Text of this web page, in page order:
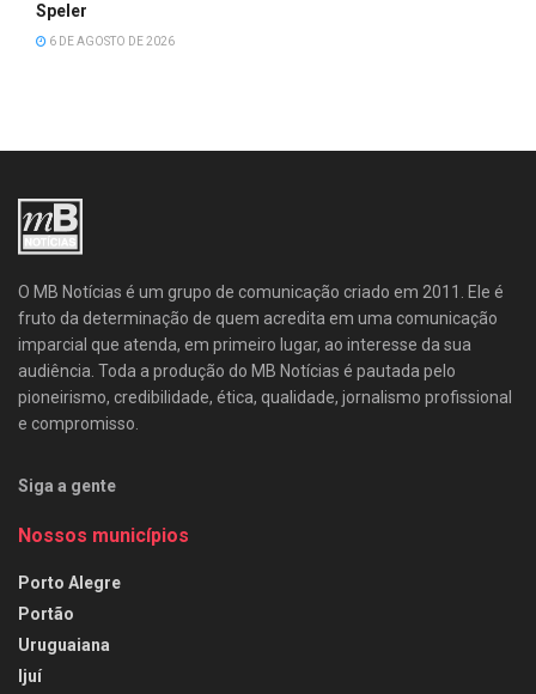
Speler
6 DE AGOSTO DE 2026
O MB Notícias é um grupo de comunicação criado em 2011. Ele é
fruto da determinação de quem acredita em uma comunicação
imparcial que atenda, em primeiro lugar, ao interesse da sua
audiência. Toda a produção do MB Notícias é pautada pelo
pioneirismo, credibilidade, ética, qualidade, jornalismo profissional
e compromisso.
Siga a gente
Nossos municípios
Porto Alegre
Portão
Uruguaiana
Ijuí